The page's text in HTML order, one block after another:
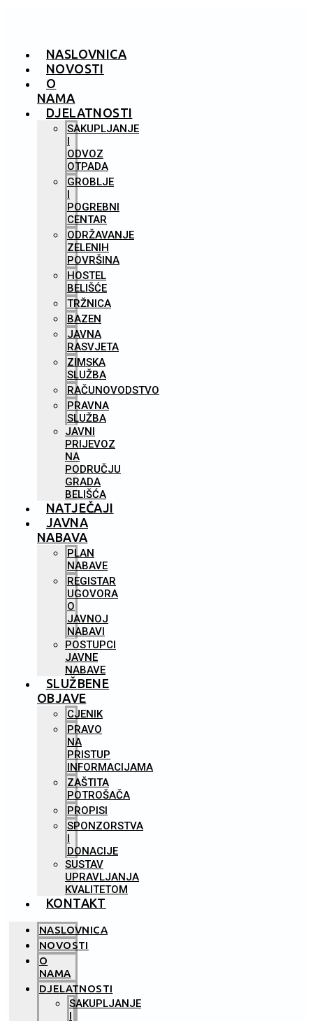
NASLOVNICA
NOVOSTI
O
NAMA
DJELATNOSTI
SAKUPLJANJE
I
ODVOZ
OTPADA
GROBLJE
I
POGREBNI
CENTAR
ODRŽAVANJE
ZELENIH
POVRŠINA
HOSTEL
BELIŠĆE
TRŽNICA
BAZEN
JAVNA
RASVJETA
ZIMSKA
SLUŽBA
RAČUNOVODSTVO
PRAVNA
SLUŽBA
JAVNI
PRIJEVOZ
NA
PODRUČJU
GRADA
BELIŠĆA
NATJEČAJI
JAVNA
NABAVA
PLAN
NABAVE
REGISTAR
UGOVORA
O
JAVNOJ
NABAVI
POSTUPCI
JAVNE
NABAVE
SLUŽBENE
OBJAVE
CJENIK
PRAVO
NA
PRISTUP
INFORMACIJAMA
ZAŠTITA
POTROŠAČA
PROPISI
SPONZORSTVA
I
DONACIJE
SUSTAV
UPRAVLJANJA
KVALITETOM
KONTAKT
NASLOVNICA
NOVOSTI
O
NAMA
DJELATNOSTI
SAKUPLJANJE
I